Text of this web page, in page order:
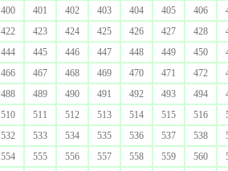
400 401 402 403 404 405 406
422 423 424 425 426 427 428
444 445 446 447 448 449 450
466 467 468 469 470 471 472
488 489 490 491 492 493 494
510 511 512 513 514 515 516
532 533 534 535 536 537 538
554 555 556 557 558 559 560